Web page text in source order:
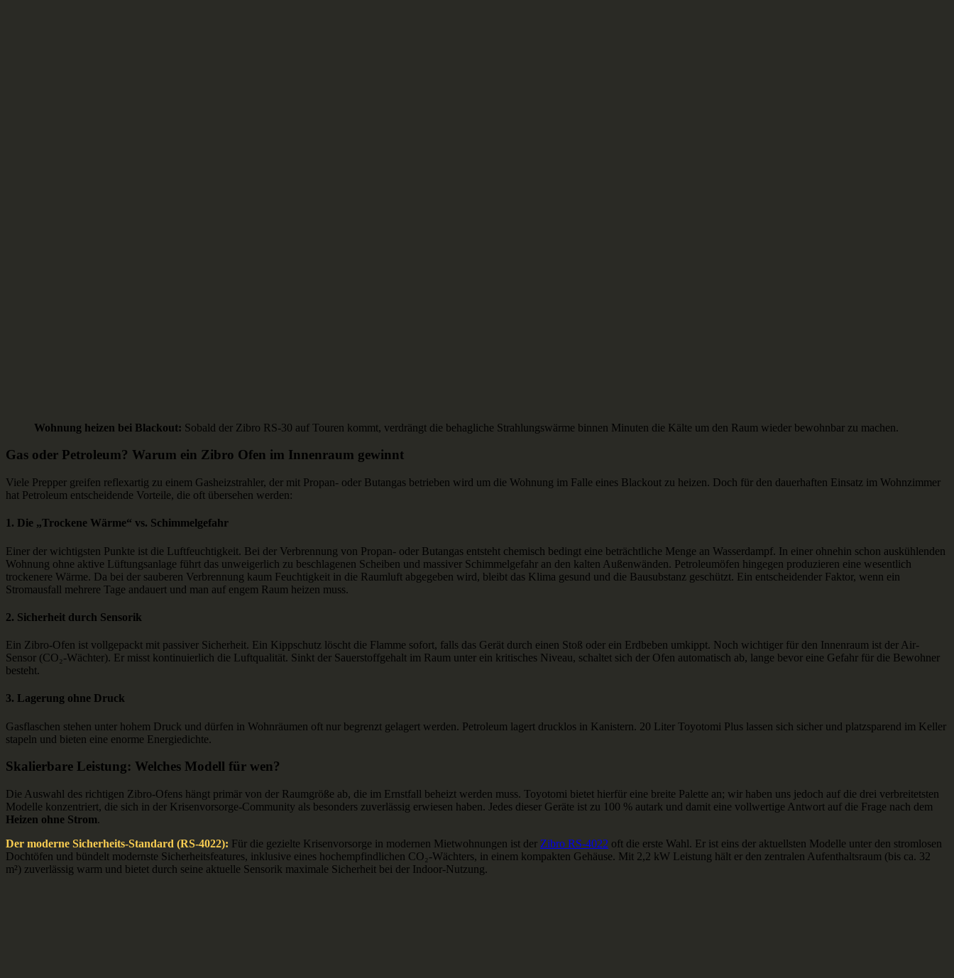
Wohnung heizen bei Blackout: Sobald der Zibro RS-30 auf Touren kommt, verdrängt die behagliche Strahlungswärme binnen Minuten die Kälte um den Raum wieder bewohnbar zu machen.
Gas oder Petroleum? Warum ein Zibro Ofen im Innenraum gewinnt
Viele Prepper greifen reflexartig zu einem Gasheizstrahler, der mit Propan- oder Butangas betrieben wird um die Wohnung im Falle eines Blackout zu heizen. Doch für den dauerhaften Einsatz im Wohnzimmer
hat Petroleum entscheidende Vorteile, die oft übersehen werden:
1. Die „Trockene Wärme“ vs. Schimmelgefahr
Einer der wichtigsten Punkte ist die Luftfeuchtigkeit. Bei der Verbrennung von Propan- oder Butangas entsteht chemisch bedingt eine beträchtliche Menge an Wasserdampf. In einer ohnehin schon auskühlenden
Wohnung ohne aktive Lüftungsanlage führt das unweigerlich zu beschlagenen Scheiben und massiver Schimmelgefahr an den kalten Außenwänden. Petroleumöfen hingegen produzieren eine wesentlich
trockenere Wärme. Da bei der sauberen Verbrennung kaum Feuchtigkeit in die Raumluft abgegeben wird, bleibt das Klima gesund und die Bausubstanz geschützt. Ein entscheidender Faktor, wenn ein
Stromausfall mehrere Tage andauert und man auf engem Raum heizen muss.
2. Sicherheit durch Sensorik
Ein Zibro-Ofen ist vollgepackt mit passiver Sicherheit. Ein Kippschutz löscht die Flamme sofort, falls das Gerät durch einen Stoß oder ein Erdbeben umkippt. Noch wichtiger für den Innenraum ist der Air-
Sensor (CO₂-Wächter). Er misst kontinuierlich die Luftqualität. Sinkt der Sauerstoffgehalt im Raum unter ein kritisches Niveau, schaltet sich der Ofen automatisch ab, lange bevor eine Gefahr für die Bewohner
besteht.
3. Lagerung ohne Druck
Gasflaschen stehen unter hohem Druck und dürfen in Wohnräumen oft nur begrenzt gelagert werden. Petroleum lagert drucklos in Kanistern. 20 Liter Toyotomi Plus lassen sich sicher und platzsparend im Keller
stapeln und bieten eine enorme Energiedichte.
Skalierbare Leistung: Welches Modell für wen?
Die Auswahl des richtigen Zibro-Ofens hängt primär von der Raumgröße ab, die im Ernstfall beheizt werden muss. Toyotomi bietet hierfür eine breite Palette an; wir haben uns jedoch auf die drei verbreitetsten
Modelle konzentriert, die sich in der Krisenvorsorge-Community als besonders zuverlässig erwiesen haben. Jedes dieser Geräte ist zu 100 % autark und damit eine vollwertige Antwort auf die Frage nach dem
Heizen ohne Strom.
Der moderne Sicherheits-Standard (RS-4022): Für die gezielte Krisenvorsorge in modernen Mietwohnungen ist der Zibro RS-4022 oft die erste Wahl. Er ist eins der aktuellsten Modelle unter den stromlosen
Dochtöfen und bündelt modernste Sicherheitsfeatures, inklusive eines hochempfindlichen CO₂-Wächters, in einem kompakten Gehäuse. Mit 2,2 kW Leistung hält er den zentralen Aufenthaltsraum (bis ca. 32
m²) zuverlässig warm und bietet durch seine aktuelle Sensorik maximale Sicherheit bei der Indoor-Nutzung.